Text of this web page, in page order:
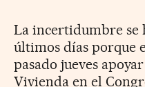
La incertidumbre se
últimos días porque
pasado jueves
Vivienda en el